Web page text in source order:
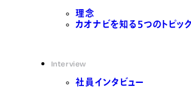
理念
カオナビを知る5つのトピッ
Interview
社員インタビュー